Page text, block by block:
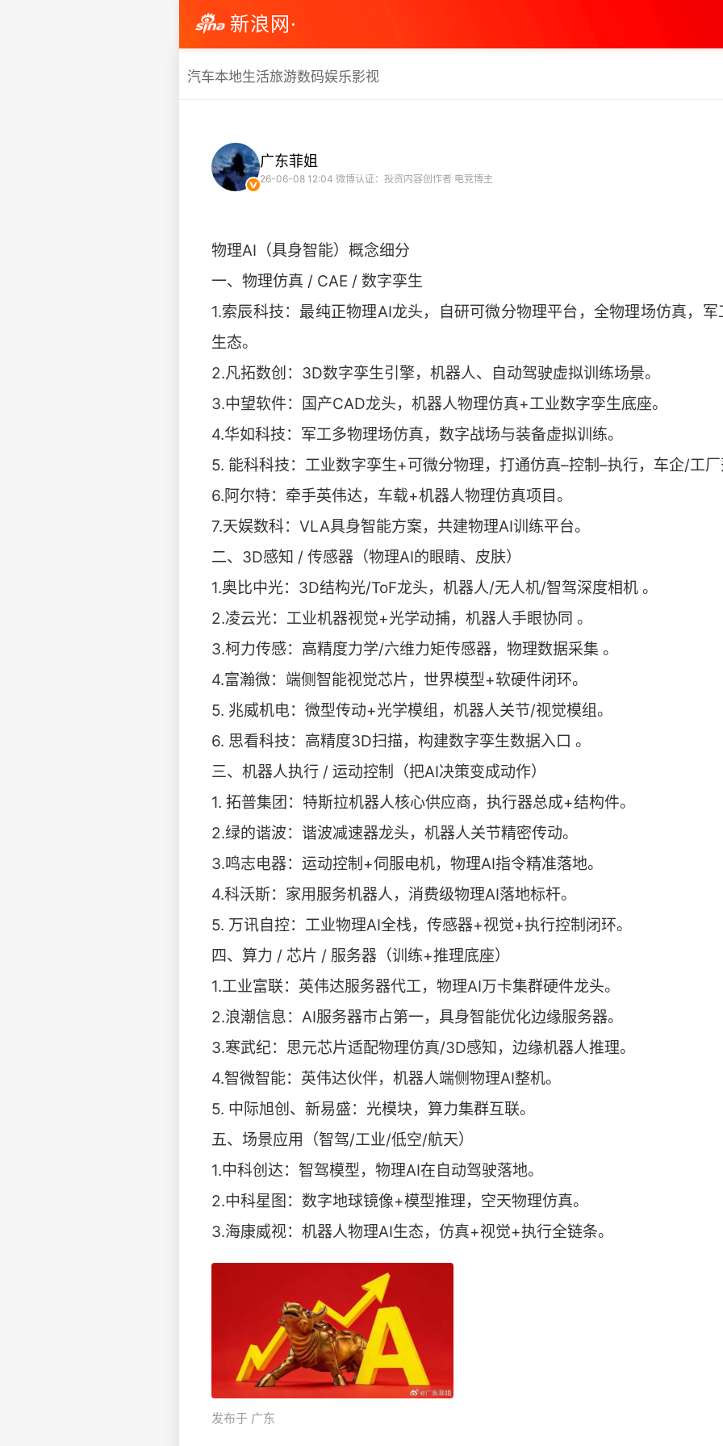
新浪网·
汽车本地生活旅游数码娱乐影视
广东菲姐
26-06-08 12:04 微博认证：投资内容创作者 电竞博主
物理AI（具身智能）概念细分
一、物理仿真 / CAE / 数字孪生
1.索辰科技：最纯正物理AI龙头，自研可微分物理平台，全物理场仿真，
生态。
2.凡拓数创：3D数字孪生引擎，机器人、自动驾驶虚拟训练场景。
3.中望软件：国产CAD龙头，机器人物理仿真+工业数字孪生底座。
4.华如科技：军工多物理场仿真，数字战场与装备虚拟训练。
5. 能科科技：工业数字孪生+可微分物理，打通仿真–控制–执行，车企/工
6.阿尔特：牵手英伟达，车载+机器人物理仿真项目。
7.天娱数科：VLA具身智能方案，共建物理AI训练平台。
​​二、3D感知 / 传感器（物理AI的眼睛、皮肤）
1.奥比中光：3D结构光/ToF龙头，机器人/无人机/智驾深度相机 。
2.凌云光：工业机器视觉+光学动捕，机器人手眼协同 。
3.柯力传感：高精度力学/六维力矩传感器，物理数据采集 。
4.富瀚微：端侧智能视觉芯片，世界模型+软硬件闭环。
5. 兆威机电：微型传动+光学模组，机器人关节/视觉模组。
6. 思看科技：高精度3D扫描，构建数字孪生数据入口 。
​​三、机器人执行 / 运动控制（把AI决策变成动作）
1. 拓普集团：特斯拉机器人核心供应商，执行器总成+结构件。
2.绿的谐波：谐波减速器龙头，机器人关节精密传动。
3.鸣志电器：运动控制+伺服电机，物理AI指令精准落地。
4.科沃斯：家用服务机器人，消费级物理AI落地标杆。
5. 万讯自控：工业物理AI全栈，传感器+视觉+执行控制闭环。
​​四、算力 / 芯片 / 服务器（训练+推理底座）
1.工业富联：英伟达服务器代工，物理AI万卡集群硬件龙头。
2.浪潮信息：AI服务器市占第一，具身智能优化边缘服务器。
3.寒武纪：思元芯片适配物理仿真/3D感知，边缘机器人推理。
4.智微智能：英伟达伙伴，机器人端侧物理AI整机。
5. 中际旭创、新易盛：光模块，算力集群互联。
​​五、场景应用（智驾/工业/低空/航天）
1.中科创达：智驾模型，物理AI在自动驾驶落地。
2.中科星图：数字地球镜像+模型推理，空天物理仿真。
3.海康威视：机器人物理AI生态，仿真+视觉+执行全链条。
发布于 广东